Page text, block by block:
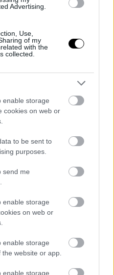
Advertising.
Use,
of my
with the
collected.
enable storage
cookies on web or
to be sent to
purposes.
send me
enable storage
on web or
enable storage
website or app.
enable storage
ταμεία" παντού, στο σπίτι...
του χρόνου
Fast and Furious
Crossroads: αντί να
παρακολουθείς, παίξε!